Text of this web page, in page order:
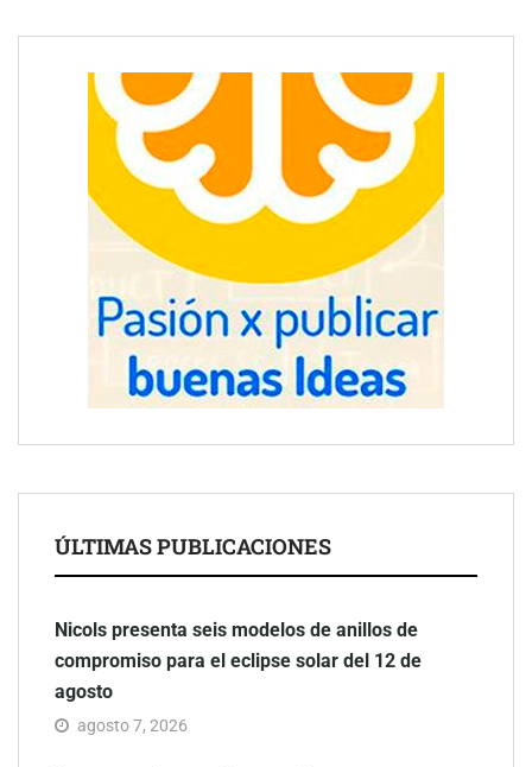
ÚLTIMAS PUBLICACIONES
Nicols presenta seis modelos de anillos de
compromiso para el eclipse solar del 12 de
agosto
agosto 7, 2026